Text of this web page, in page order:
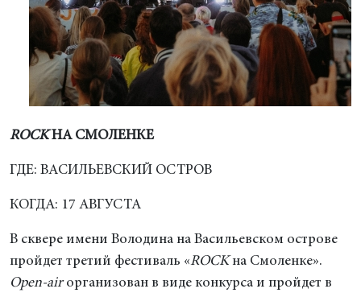
ROCK НА СМОЛЕНКЕ
ГДЕ: ВАСИЛЬЕВСКИЙ ОСТРОВ
КОГДА: 17 АВГУСТА
В сквере имени Володина на Васильевском острове
пройдет третий фестиваль «ROCK на Смоленке».
Оpen-airорганизован в виде конкурса и пройдет в